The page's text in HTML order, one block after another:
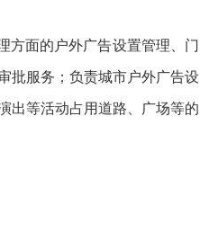
面的户外广告设置管理、门
批服务；负责城市户外广告设
出等活动占用道路、广场等的